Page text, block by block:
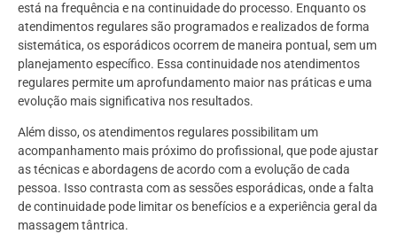
está na frequência e na continuidade do processo. Enquanto os
atendimentos regulares são programados e realizados de forma
sistemática, os esporádicos ocorrem de maneira pontual, sem um
planejamento específico. Essa continuidade nos atendimentos
regulares permite um aprofundamento maior nas práticas e uma
evolução mais significativa nos resultados.
Além disso, os atendimentos regulares possibilitam um
acompanhamento mais próximo do profissional, que pode ajustar
as técnicas e abordagens de acordo com a evolução de cada
pessoa. Isso contrasta com as sessões esporádicas, onde a falta
de continuidade pode limitar os benefícios e a experiência geral da
massagem tântrica.